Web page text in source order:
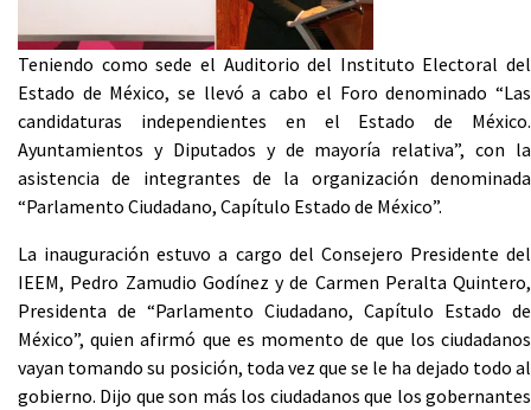
Teniendo como sede el Auditorio del Instituto Electoral del
Estado de México, se llevó a cabo el Foro denominado “Las
candidaturas independientes en el Estado de México.
Ayuntamientos y Diputados y de mayoría relativa”, con la
asistencia de integrantes de la organización denominada
“Parlamento Ciudadano, Capítulo Estado de México”.
La inauguración estuvo a cargo del Consejero Presidente del
IEEM, Pedro Zamudio Godínez y de Carmen Peralta Quintero,
Presidenta de “Parlamento Ciudadano, Capítulo Estado de
México”, quien afirmó que es momento de que los ciudadanos
vayan tomando su posición, toda vez que se le ha dejado todo al
gobierno. Dijo que son más los ciudadanos que los gobernantes